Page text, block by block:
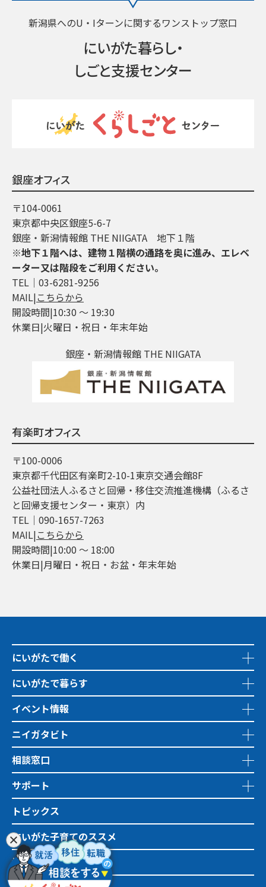
新潟県へのU・Iターンに関するワンストップ窓口
にいがた暮らし・
しごと支援センター
銀座オフィス
〒104-0061
東京都中央区銀座5-6-7
銀座・新潟情報館 THE NIIGATA 地下１階
※地下１階へは、建物１階横の通路を奥に進み、エレベ
ーター又は階段をご利用ください。
TEL│03-6281-9256
MAIL|こちらから
開設時間|10:30 ～ 19:30
休業日|火曜日・祝日・年末年始
銀座・新潟情報館 THE NIIGATA
有楽町オフィス
〒100-0006
東京都千代田区有楽町2-10-1東京交通会館8F
公益社団法人ふるさと回帰・移住交流推進機構（ふるさ
と回帰支援センター・東京）内
TEL│090-1657-7263
MAIL|こちらから
開設時間|10:00 ～ 18:00
休業日|月曜日・祝日・お盆・年末年始
にいがたで働く
にいがたで暮らす
イベント情報
ニイガタビト
相談窓口
サポート
トピックス
にいがた子育てのススメ
地域おこし協力隊